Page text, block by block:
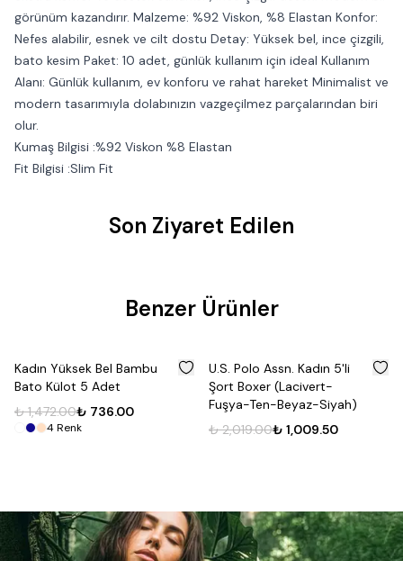
görünüm kazandırır. Malzeme: %92 Viskon, %8 Elastan Konfor:
Nefes alabilir, esnek ve cilt dostu Detay: Yüksek bel, ince çizgili,
bato kesim Paket: 10 adet, günlük kullanım için ideal Kullanım
Alanı: Günlük kullanım, ev konforu ve rahat hareket Minimalist ve
modern tasarımıyla dolabınızın vazgeçilmez parçalarından biri
olur.
Kumaş Bilgisi :%92 Viskon %8 Elastan
Fit Bilgisi :Slim Fit
Son Ziyaret Edilen
Benzer Ürünler
50
Kadın Yüksek Bel Bambu
Bato Külot 5 Adet
₺ 1,472.00₺ 736.00
4Renk
% 50
U.S. Polo Assn. Kadın 5'li
Şort Boxer (Lacivert-
Fuşya-Ten-Beyaz-Siyah)
₺ 2,019.00₺ 1,009.50